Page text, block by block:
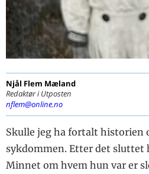
Njål Flem Mæland
Redaktør i Utposten
nflem@online.no
Skulle jeg ha fortalt historien
sykdommen. Etter det sluttet
Minnet om hvem hun var er